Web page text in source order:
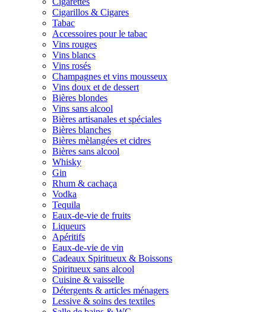
Cigarillos & Cigares
Tabac
Accessoires pour le tabac
Vins rouges
Vins blancs
Vins rosés
Champagnes et vins mousseux
Vins doux et de dessert
Bières blondes
Vins sans alcool
Bières artisanales et spéciales
Bières blanches
Bières mèlangées et cidres
Bières sans alcool
Whisky
Gin
Rhum & cachaça
Vodka
Tequila
Eaux-de-vie de fruits
Liqueurs
Apéritifs
Eaux-de-vie de vin
Cadeaux Spiritueux & Boissons
Spiritueux sans alcool
Cuisine & vaisselle
Détergents & articles ménagers
Lessive & soins des textiles